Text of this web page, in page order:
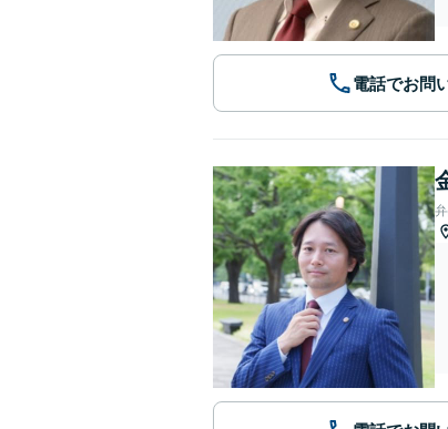
電話でお問